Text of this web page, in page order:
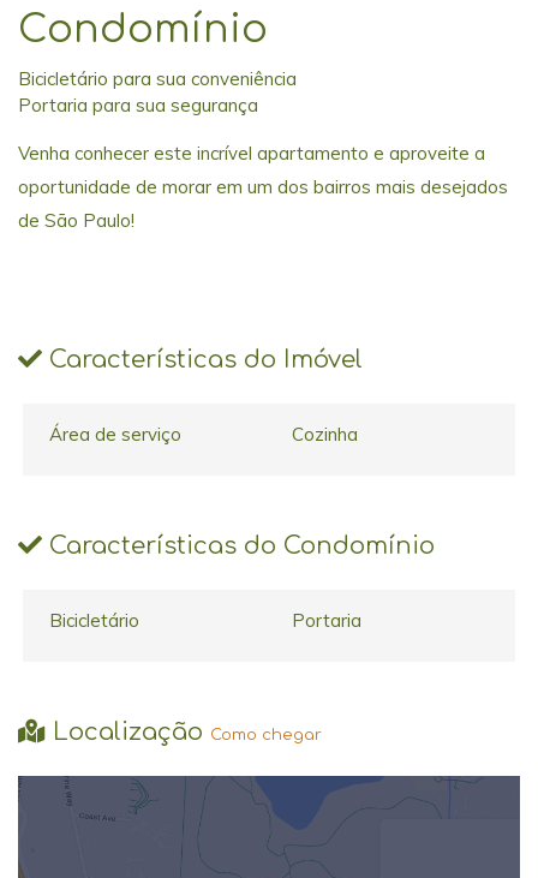
Condomínio
Bicicletário para sua conveniência
Portaria para sua segurança
Venha conhecer este incrível apartamento e aproveite a
oportunidade de morar em um dos bairros mais desejados
de São Paulo!
Características do Imóvel
Área de serviço Cozinha
Características do Condomínio
Bicicletário Portaria
Localização Como chegar